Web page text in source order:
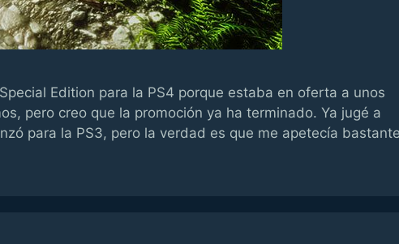
Edition para la PS4 porque estaba en oferta a unos
pero creo que la promoción ya ha terminado. Ya jugé a
para la PS3, pero la verdad es que me apetecía